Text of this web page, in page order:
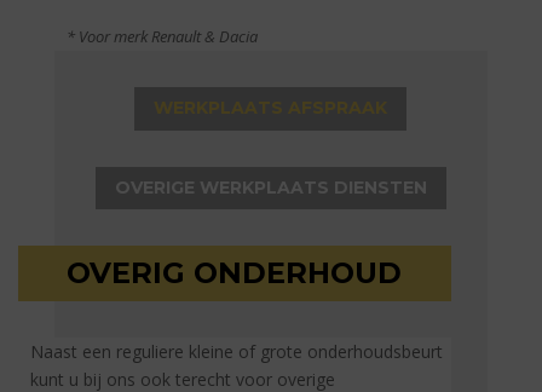
* Voor merk Renault & Dacia
OVERIGE WERKPLAATS DIENSTEN
OVERIG ONDERHOUD
Naast een reguliere kleine of grote onderhoudsbeurt
kunt u bij ons ook terecht voor overige